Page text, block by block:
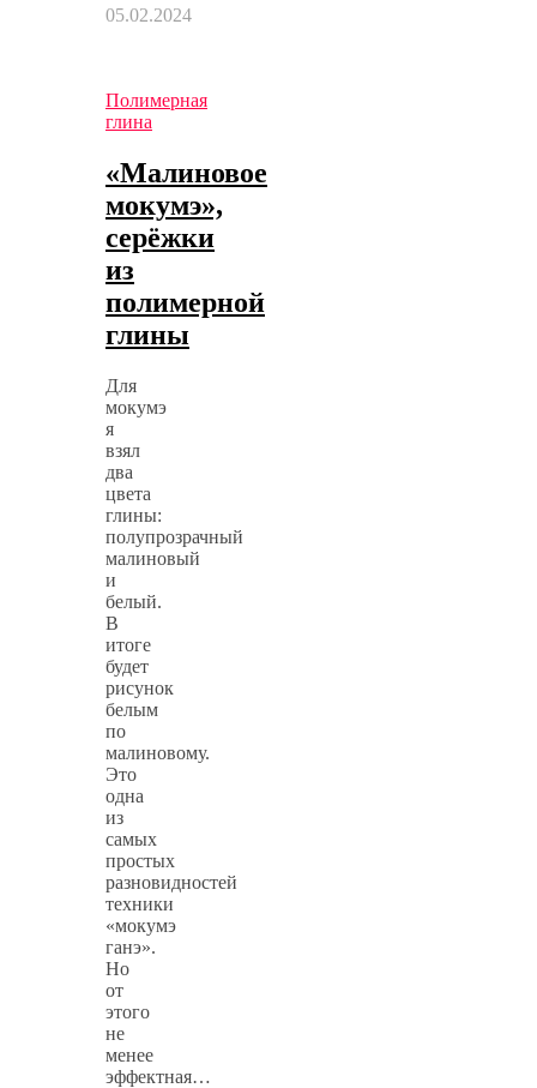
05.02.2024
Полимерная
глина
«Малиновое
мокумэ»,
серёжки
из
полимерной
глины
Для
мокумэ
я
взял
два
цвета
глины:
полупрозрачный
малиновый
и
белый.
В
итоге
будет
рисунок
белым
по
малиновому.
Это
одна
из
самых
простых
разновидностей
техники
«мокумэ
ганэ».
Но
от
этого
не
менее
эффектная…